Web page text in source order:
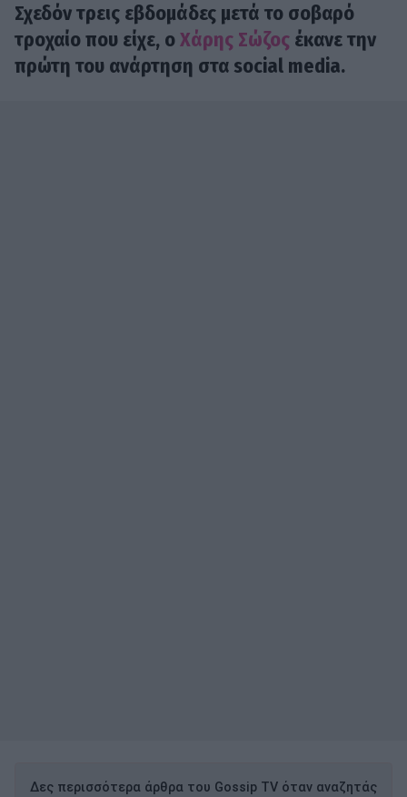
Σχεδόν τρεις εβδομάδες μετά το σοβαρό
τροχαίο που είχε, οΧάρης Σώζος έκανε την
πρώτη του ανάρτηση στα social media.
Δες περισσότερα άρθρα του Gossip TV όταν αναζητάς